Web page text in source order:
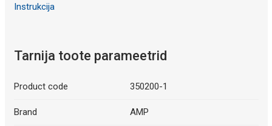
Instrukcija
Tarnija toote parameetrid
Product code 350200-1
Brand AMP